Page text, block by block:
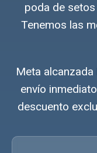
poda de
Tenemos las
Meta
envío
descuento